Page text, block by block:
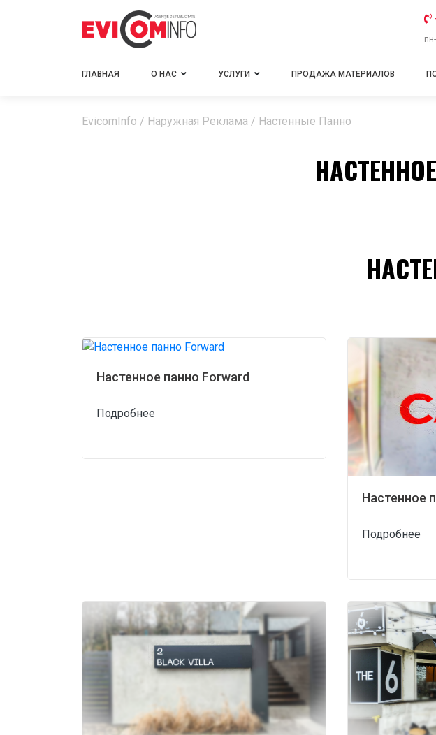
ГЛАВНАЯ О НАС УСЛУГИ ПРОДАЖА МАТЕРИАЛОВ
EvicomInfo / Наружная Реклама / Настенные Панно
Настенное панно Forward
Подробнее
Настенное
Подробнее